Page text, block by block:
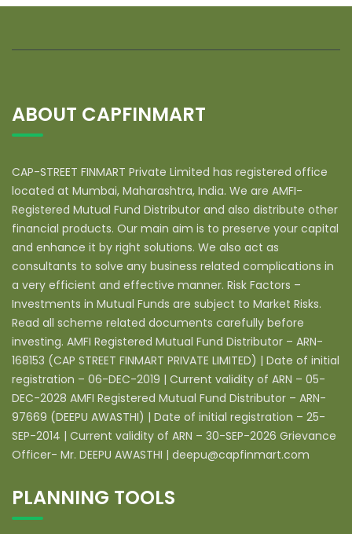
ABOUT CAPFINMART
CAP-STREET FINMART Private Limited has registered office
located at Mumbai, Maharashtra, India. We are AMFI-
Registered Mutual Fund Distributor and also distribute other
financial products. Our main aim is to preserve your capital
and enhance it by right solutions. We also act as
consultants to solve any business related complications in
a very efficient and effective manner. Risk Factors –
Investments in Mutual Funds are subject to Market Risks.
Read all scheme related documents carefully before
investing. AMFI Registered Mutual Fund Distributor – ARN-
168153 (CAP STREET FINMART PRIVATE LIMITED) | Date of initial
registration – 06-DEC-2019 | Current validity of ARN – 05-
DEC-2028 AMFI Registered Mutual Fund Distributor – ARN-
97669 (DEEPU AWASTHI) | Date of initial registration – 25-
SEP-2014 | Current validity of ARN – 30-SEP-2026 Grievance
Officer- Mr. DEEPU AWASTHI | deepu@capfinmart.com
PLANNING TOOLS